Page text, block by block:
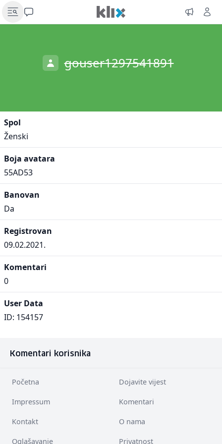
gouser1297541891
Spol
Ženski
Boja avatara
55AD53
Banovan
Da
Registrovan
09.02.2021.
Komentari
0
User Data
ID: 154157
Komentari korisnika
Početna Dojavite vijest
Impressum Komentari
Kontakt O nama
Oglašavanje Privatnost